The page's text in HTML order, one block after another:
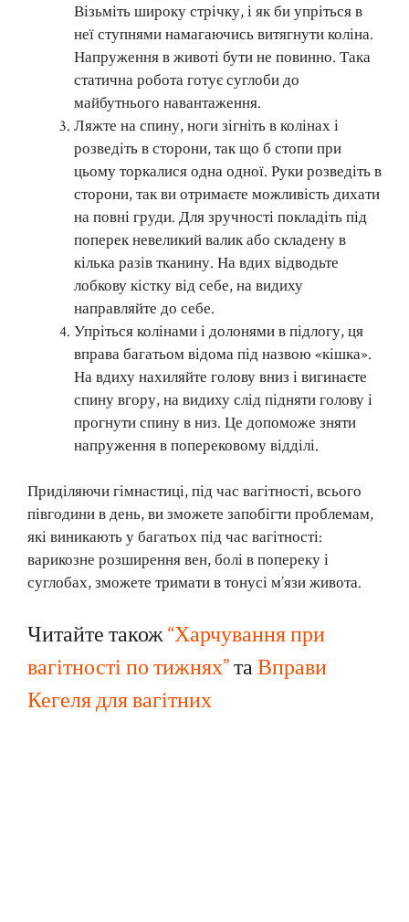
Візьміть широку стрічку, і як би упріться в
неї ступнями намагаючись витягнути коліна.
Напруження в животі бути не повинно. Така
статична робота готує суглоби до
майбутнього навантаження.
Ляжте на спину, ноги зігніть в колінах і
розведіть в сторони, так що б стопи при
цьому торкалися одна одної. Руки розведіть в
сторони, так ви отримаєте можливість дихати
на повні груди. Для зручності покладіть під
поперек невеликий валик або складену в
кілька разів тканину. На вдих відводьте
лобкову кістку від себе, на видиху
направляйте до себе.
Упріться колінами і долонями в підлогу, ця
вправа багатьом відома під назвою «кішка».
На вдиху нахиляйте голову вниз і вигинаєте
спину вгору, на видиху слід підняти голову і
прогнути спину в низ. Це допоможе зняти
напруження в поперековому відділі.
Приділяючи гімнастиці, під час вагітності, всього
півгодини в день, ви зможете запобігти проблемам,
які виникають у багатьох під час вагітності:
варикозне розширення вен, болі в попереку і
суглобах, зможете тримати в тонусі м’язи живота.
Читайте також“Харчування при
вагітності по тижнях”таВправи
Кегеля для вагітних